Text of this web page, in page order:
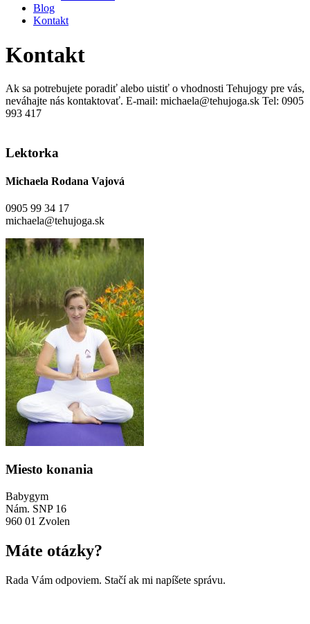
Blog
Kontakt
Kontakt
Ak sa potrebujete poradiť alebo uistiť o vhodnosti Tehujogy pre vás,
neváhajte nás kontaktovať. E-mail: michaela@tehujoga.sk Tel: 0905
993 417
Lektorka
Michaela Rodana Vajová
0905 99 34 17
michaela@tehujoga.sk
Miesto konania
Babygym
Nám. SNP 16
960 01 Zvolen
Máte otázky?
Rada Vám odpoviem. Stačí ak mi napíšete správu.